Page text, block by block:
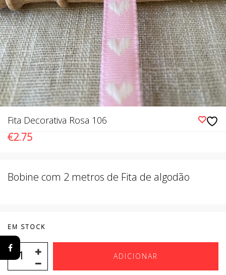
Fita Decorativa Rosa 106
€2.75
Bobine com 2 metros de Fita de algodão
EM STOCK
ADICIONAR